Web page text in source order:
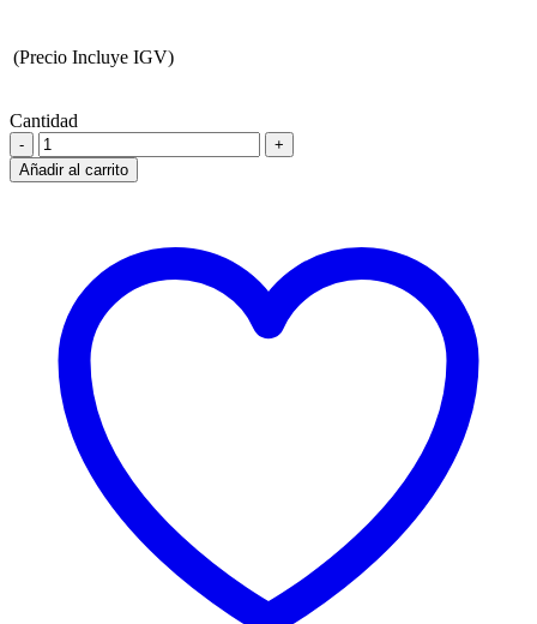
(Precio Incluye IGV)
Cantidad
Añadir al carrito